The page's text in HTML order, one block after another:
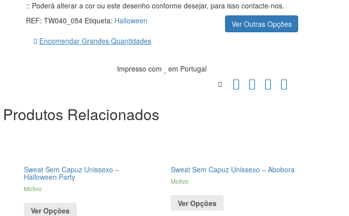
:: Poderá alterar a cor ou este desenho conforme desejar, para isso contacte-nos.
Ver Outras Opções
REF: TW040_054 Etiqueta: Halloween
Encomendar Grandes Quantidades
Impresso com em Portugal
Produtos Relacionados
Sweat Sem Capuz Unissexo –
Halloween Party
Motivo
Ver Opções
Sweat Sem Capuz Unissexo – Abobora
Motivo
Ver Opções